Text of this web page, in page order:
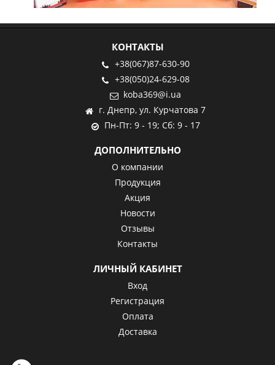
КОНТАКТЫ
+38(067)87-630-90
+38(050)24-629-08
koba369@i.ua
г. Днепр, ул. Курчатова 7
Пн-Пт: 9 - 19; Сб: 9 - 17
ДОПОЛНИТЕЛЬНО
О компании
Продукция
Акция
Новости
Отзывы
Контакты
ЛИЧНЫЙ КАБИНЕТ
Вход
Регистрация
Оплата
Доставка